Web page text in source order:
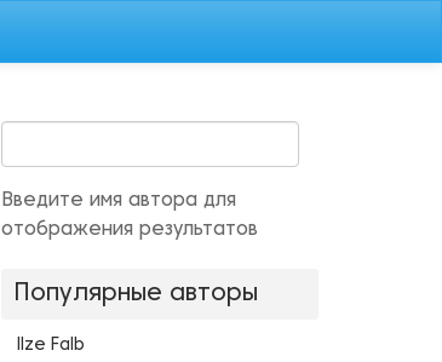
Введите имя автора для
отображения результатов
Популярные авторы
Ilze Falb